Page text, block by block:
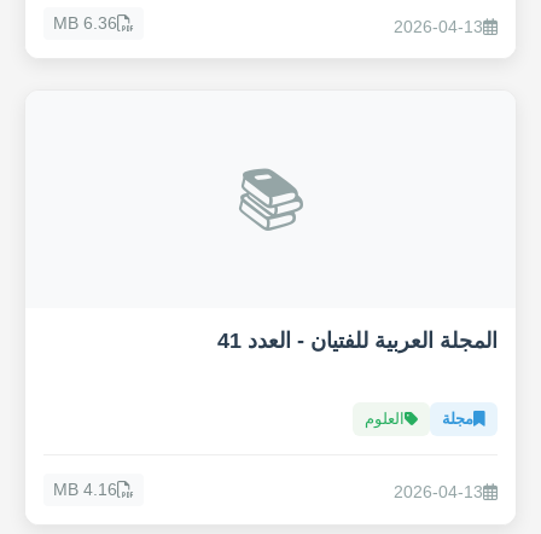
2026-04-13
6.36 MB
📚
المجلة العربية للفتيان - العدد 41
مجلة العلوم
2026-04-13
4.16 MB